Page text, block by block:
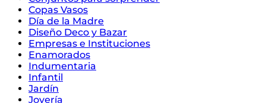
Copas Vasos
Día de la Madre
Diseño Deco y Bazar
Empresas e Instituciones
Enamorados
Indumentaria
Infantil
Jardín
Joyería